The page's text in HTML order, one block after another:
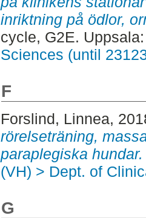
inriktning på ödlor,
cycle, G2E.
Sciences (until
F
Forslind, Linnea,
rörelseträning,
paraplegiska hundar.
(VH) > Dept. of
G